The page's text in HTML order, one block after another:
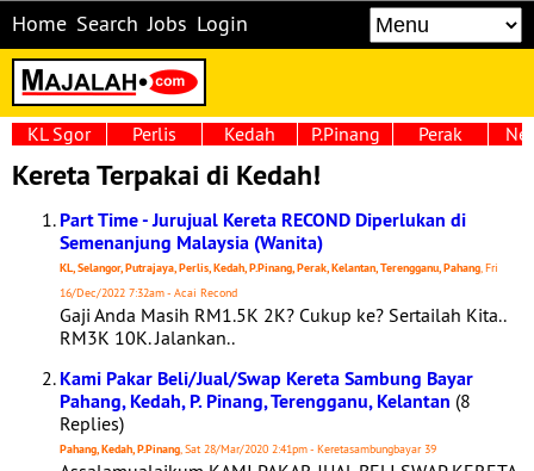
Home Search Jobs Login
KL Sgor Perlis Kedah P.Pinang Perak
Kereta Terpakai di Kedah!
Part Time - Jurujual Kereta RECOND Diperlukan di
Semenanjung Malaysia (Wanita)
KL, Selangor, Putrajaya, Perlis, Kedah, P.Pinang, Perak, Kelantan, Terengganu, Pahang, Fri
16/Dec/2022 7:32am - Acai Recond
Gaji Anda Masih RM1.5K 2K? Cukup ke? Sertailah Kita..
RM3K 10K. Jalankan..
Kami Pakar Beli/Jual/Swap Kereta Sambung Bayar
Pahang, Kedah, P. Pinang, Terengganu, Kelantan (8
Replies)
Pahang, Kedah, P.Pinang, Sat 28/Mar/2020 2:41pm - Keretasambungbayar 39